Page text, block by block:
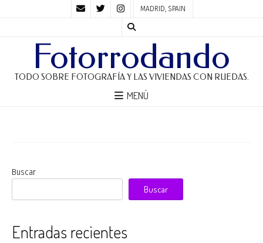
MADRID, SPAIN
Fotorrodando
TODO SOBRE FOTOGRAFÍA Y LAS VIVIENDAS CON RUEDAS.
MENÚ
Buscar
Buscar
Entradas recientes